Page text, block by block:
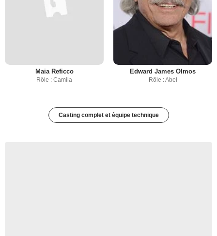
Maia Reficco
Rôle : Camila
Edward James Olmos
Rôle : Abel
Casting complet et équipe technique